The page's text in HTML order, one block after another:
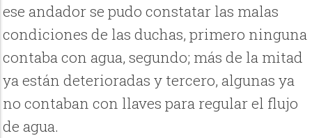
ese andador se pudo constatar las malas
condiciones de las duchas, primero ninguna
contaba con agua, segundo; más de la mitad
ya están deterioradas y tercero, algunas ya
no contaban con llaves para regular el flujo
de agua.